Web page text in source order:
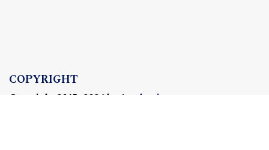
COPYRIGHT
Copyright 2015–2026 by
Academicon